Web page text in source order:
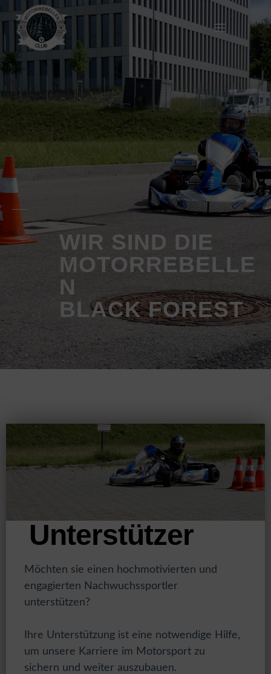
WIR SIND DIE
MOTORREBELLE
N
BLACK FOREST
Unterstützer
Möchten sie einen hochmotivierten und
engagierten Nachwuchssportler
unterstützen?
Ihre Unterstützung ist eine notwendige Hilfe,
um unsere Karriere im Motorsport zu
sichern und weiter auszubauen.